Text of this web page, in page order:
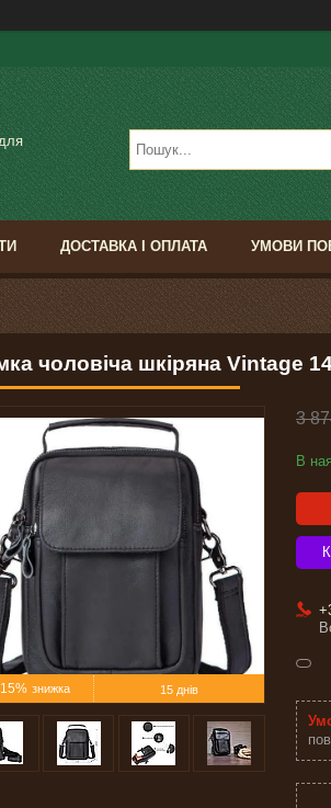
ДОСТАВКА І ОПЛАТА УМОВИ
чоловіча шкіряна Vintage
15 днів
3
В